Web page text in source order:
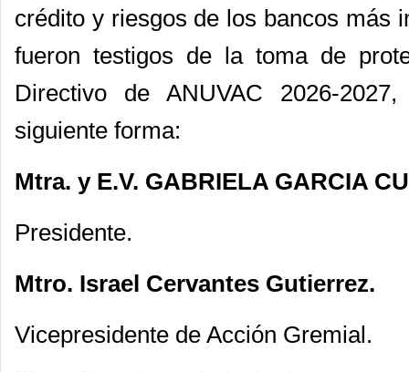
crédito y riesgos de los bancos más
fueron testigos de la toma de
Directivo de ANUVAC 2026-
siguiente forma:
Mtra. y E.V. GABRIELA GARCIA
Presidente.
Mtro. Israel Cervantes Gutierrez.
Vicepresidente de Acción Gremial.